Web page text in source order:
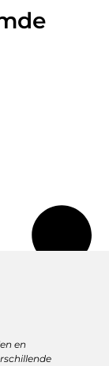
en